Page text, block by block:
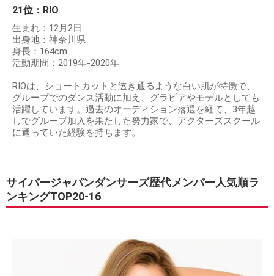
21位：RIO
生まれ：12月2日
出身地：神奈川県
身長：164cm
活動期間：2019年-2020年
RIOは、ショートカットと透き通るような白い肌が特徴で、
グループでのダンス活動に加え、グラビアやモデルとしても
活躍しています。過去のオーディション落選を経て、3年越
しでグループ加入を果たした努力家で、アクターズスクール
に通っていた経験を持ちます。
サイバージャパンダンサーズ歴代メンバー人気順ラ
ンキングTOP20-16